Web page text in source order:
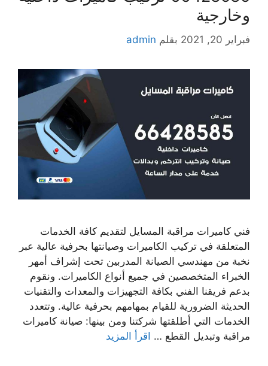
وخارجية
فبراير 20, 2021 بقلم admin
فني كاميرات مراقبة المسايل لتقديم كافة الخدمات
المتعلقة في تركيب الكاميرات وصيانتها بحرفية عالية عبر
نخبة من مهندسي الصيانة المدربين تحت إشراف أمهر
الخبراء المتخصصين في جميع أنواع الكاميرات. ونقوم
بدعم فريقنا الفني بكافة التجهيزات والمعدات والتقنيات
الحديثة الضرورية للقيام بمهامهم بحرفية عالية. وتتعدد
الخدمات التي أطلقتها شركتنا ومن بينها: صيانة كاميرات
مراقبة وتبديل القطع … اقرأ المزيد